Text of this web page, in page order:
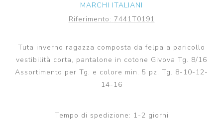
MARCHI ITALIANI
Riferimento: 7441T0191
Tuta inverno ragazza composta da felpa a paricollo
vestibilità corta, pantalone in cotone Givova Tg. 8/16
Assortimento per Tg. e colore min. 5 pz. Tg. 8-10-12-
14-16
Tempo di spedizione: 1-2 giorni